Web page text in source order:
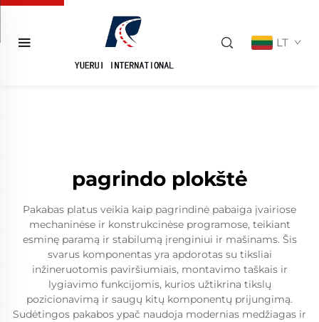
LT
pagrindo plokštė
Pakabas platus veikia kaip pagrindinė pabaiga įvairiose
mechaninėse ir konstrukcinėse programose, teikiant
esminę paramą ir stabilumą įrenginiui ir mašinams. Šis
svarus komponentas yra apdorotas su tiksliai
inžineruotomis paviršiumiais, montavimo taškais ir
lygiavimo funkcijomis, kurios užtikrina tikslų
pozicionavimą ir saugų kitų komponentų prijungimą.
Sudėtingos pakabos ypač naudoja modernias medžiagas ir